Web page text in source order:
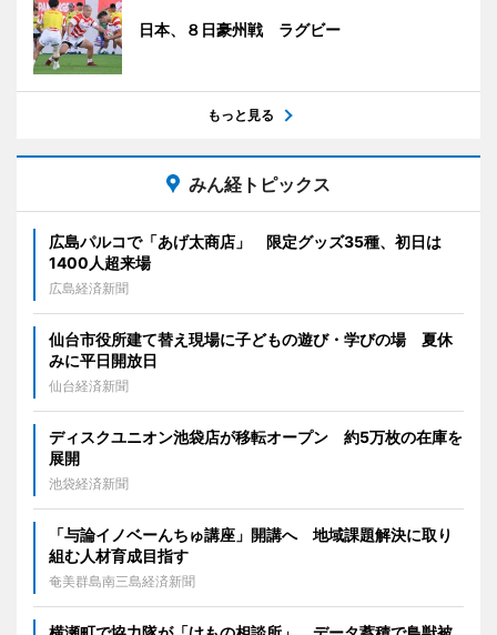
日本、８日豪州戦 ラグビー
もっと見る
みん経トピックス
広島パルコで「あげ太商店」 限定グッズ35種、初日は
1400人超来場
広島経済新聞
仙台市役所建て替え現場に子どもの遊び・学びの場 夏休
みに平日開放日
仙台経済新聞
ディスクユニオン池袋店が移転オープン 約5万枚の在庫を
展開
池袋経済新聞
「与論イノベーんちゅ講座」開講へ 地域課題解決に取り
組む人材育成目指す
奄美群島南三島経済新聞